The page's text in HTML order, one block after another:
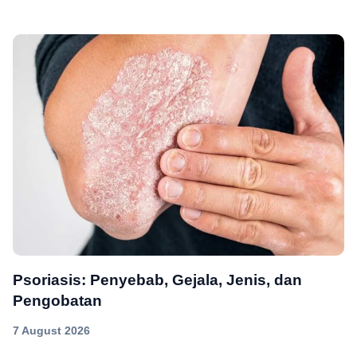
Psoriasis: Penyebab, Gejala, Jenis, dan
Pengobatan
7 August 2026